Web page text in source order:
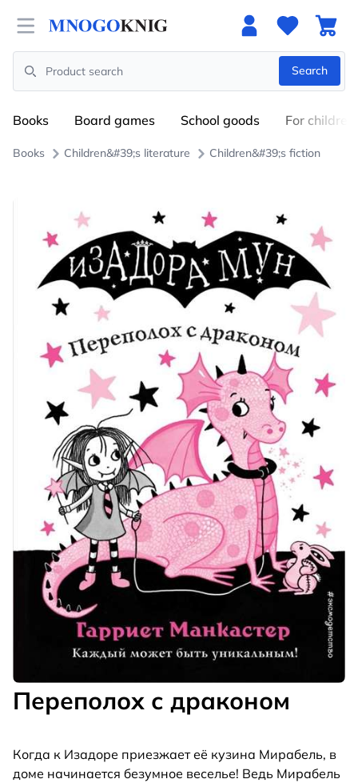
Open menu
Search
Search
Books Board games School goods For children
Books Children&#39;s literature Children&#39;s fiction
Переполох с драконом
Когда к Изадоре приезжает её кузина Мирабель, в
доме начинается безумное веселье! Ведь Мирабель